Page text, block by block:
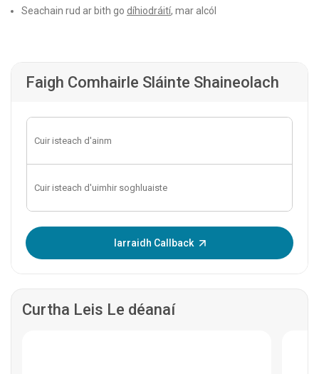
Seachain rud ar bith go díhiodráití, mar alcól
Faigh Comhairle Sláinte Shaineolach
Iarraidh Callback
Curtha Leis Le déanaí